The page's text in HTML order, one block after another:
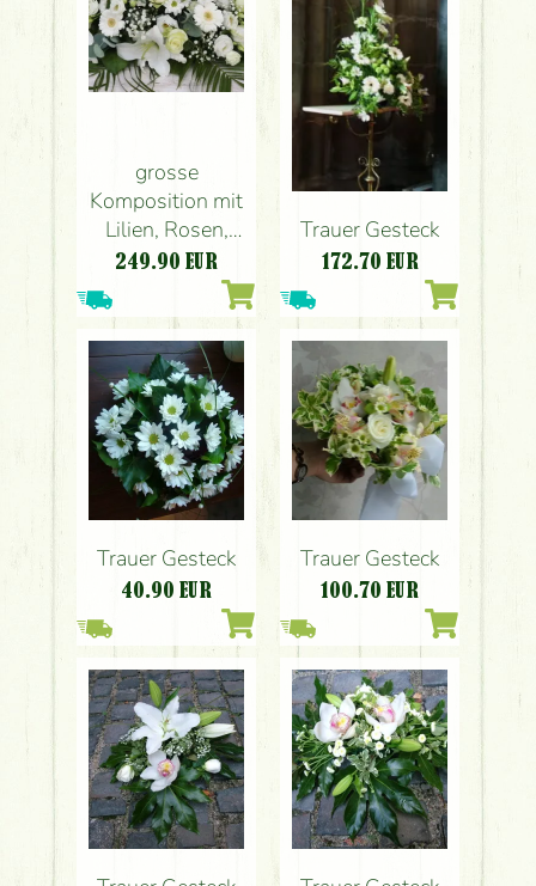
grosse
Komposition mit
Lilien, Rosen,
Gerbera
249.90 EUR
Trauer Gesteck
172.70 EUR
Trauer Gesteck
40.90 EUR
Trauer Gesteck
100.70 EUR